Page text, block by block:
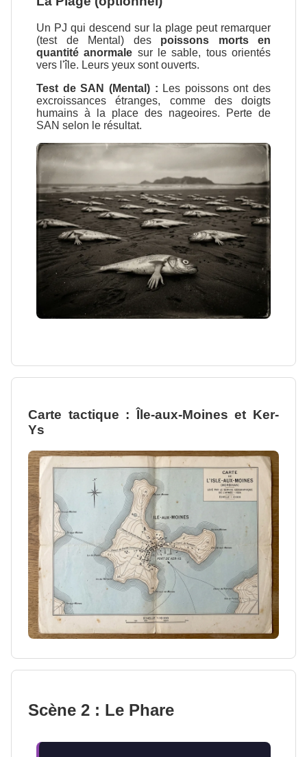
Un PJ qui descend sur la plage peut remarquer
(test de Mental) des poissons morts en
quantité anormale sur le sable, tous orientés
vers l'île. Leurs yeux sont ouverts.
Test de SAN (Mental) : Les poissons ont des
excroissances étranges, comme des doigts
humains à la place des nageoires. Perte de
SAN selon le résultat.
Carte tactique : Île-aux-Moines et Ker-
Ys
Scène 2 : Le Phare